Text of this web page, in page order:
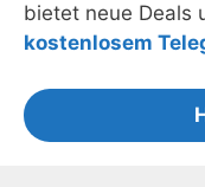
bietet neue Deals
kostenlosem